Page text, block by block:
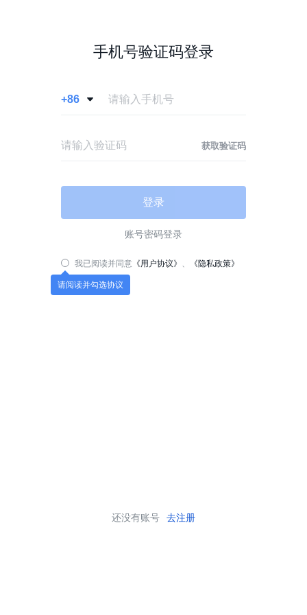
手机号验证码登录
+86 
获取验证码
登录
账号密码登录
我已阅读并同意 《用户协议》 《隐私政策》
请阅读并勾选协议
还没有账号 去注册